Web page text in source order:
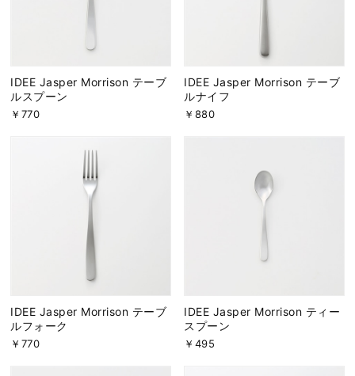
IDEE Jasper Morrison テーブ
ルスプーン
￥770
IDEE Jasper Morrison テーブ
ルナイフ
￥880
IDEE Jasper Morrison テーブ
ルフォーク
￥770
IDEE Jasper Morrison ティー
スプーン
￥495